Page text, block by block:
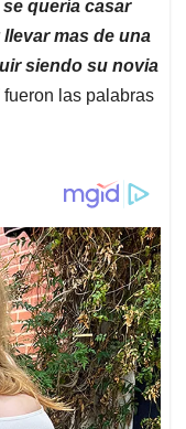
quería casar
mas de una
siendo su novia
fueron las palabras